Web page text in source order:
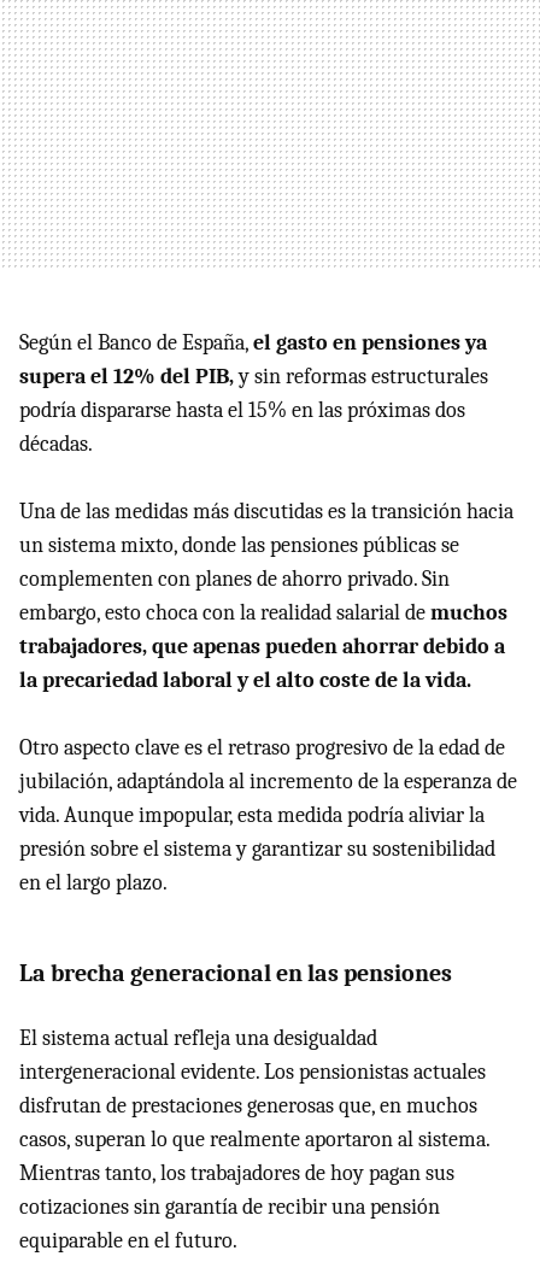
Según el Banco de España,el gasto en pensiones ya
supera el 12% del PIB,y sin reformas estructurales
podría dispararse hasta el 15% en las próximas dos
décadas.
Una de las medidas más discutidas es la transición hacia
un sistema mixto, donde las pensiones públicas se
complementen con planes de ahorro privado. Sin
embargo, esto choca con la realidad salarial demuchos
trabajadores, que apenas pueden ahorrar debido a
la precariedad laboral y el alto coste de la vida.
Otro aspecto clave es el retraso progresivo de la edad de
jubilación, adaptándola al incremento de la esperanza de
vida. Aunque impopular, esta medida podría aliviar la
presión sobre el sistema y garantizar su sostenibilidad
en el largo plazo.
La brecha generacional en las pensiones
El sistema actual refleja una desigualdad
intergeneracional evidente. Los pensionistas actuales
disfrutan de prestaciones generosas que, en muchos
casos, superan lo que realmente aportaron al sistema.
Mientras tanto, los trabajadores de hoy pagan sus
cotizaciones sin garantía de recibir una pensión
equiparable en el futuro.